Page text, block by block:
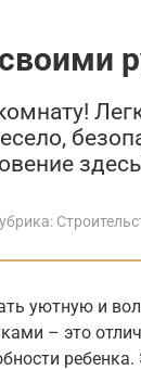
уютную и
– это